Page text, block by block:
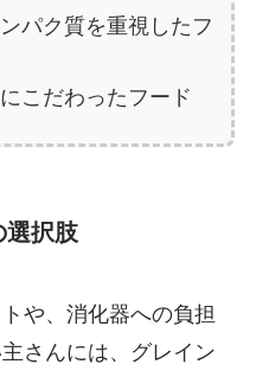
パク質を重視したフ
こだわったフード
選択肢
や、消化器への負担
さんには、グレイン